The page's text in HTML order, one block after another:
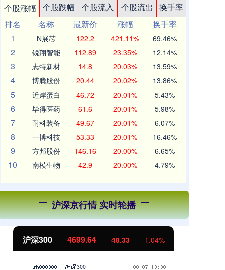
个股涨幅 个股跌幅 个股流入 个股流出
换手率
排名
名称 最新价 涨幅
换手率
1
N展芯 122.2 421.11% 69.46%
2 锐翔智能 112.89 23.35% 12.14%
3 志特新材 14.8 20.03% 13.59%
4 博腾股份 20.44 20.02% 13.86%
5 近岸蛋白 46.72 20.01% 5.43%
6 毕得医药 61.6 20.01% 5.98%
7 耐科装备 49.67 20.01% 6.07%
8 一博科技 53.33 20.01% 16.46%
9 方邦股份 146.16 20.00% 6.65%
10 南模生物 42.9 20.00% 4.79%
沪深京行情 实时轮播
北证50 1134.09 11.22 1.00%